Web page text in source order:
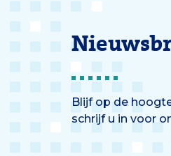
Blijf op de
schrijf u in voor